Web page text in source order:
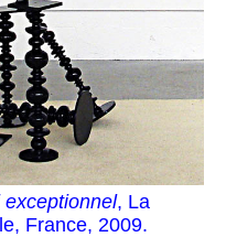
exceptionnel, La
France, 2009.